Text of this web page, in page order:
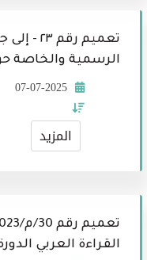
تعميم
الرسمية والخاصة
07-07-2025
المزيد
القراءة العربي الدورة